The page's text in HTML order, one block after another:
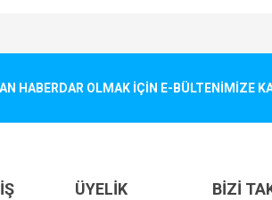
görüntülenemiyor.
olmalı.
HABERDAR OLMAK İÇİN E-BÜLTENİMİZE
ÜYELİK BİZİ